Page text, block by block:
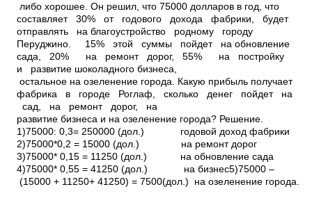
либо хорошее. Он решил, что 75000 долларов в год, что
составляет 30% от годового дохода фабрики, будет
отправлять на благоустройство родному городу
Перуджино. 15% этой суммы пойдет на обновление
сада, 20% ­ на ремонт дорог, 55% ­ на постройку
и развитие шоколадного бизнеса,
остальное на озеленение города. Какую прибыль получает
фабрика в городе Роглаф, сколько денег пойдет на
сад, на ремонт дорог, на
развитие бизнеса и на озеленение города? Решение.
1)75000: 0,3= 250000 (дол.) годовой доход фабрики
2)75000*0,2 = 15000 (дол.) на ремонт дорог
3)75000* 0,15 = 11250 (дол.) на обновление сада
4)75000* 0,55 = 41250 (дол.) на бизнес5)75000 –
(15000 + 11250+ 41250) = 7500(дол.) на озеленение города.